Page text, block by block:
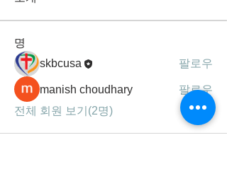
명
skbcusa
팔로우
manish choudhary
팔로우
전체 회원 보기(2명)